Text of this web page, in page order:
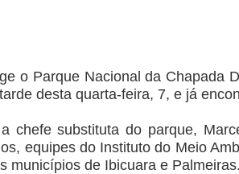
o Parque Nacional da Chapada
desta quarta-feira, 7, e já
chefe substituta do parque,
equipes do Instituto do Meio
municípios de Ibicuara e Palmeiras.